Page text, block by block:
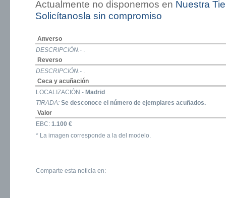
Actualmente no disponemos en Nuestra
Solicítanosla sin compromiso
Anverso
DESCRIPCIÓN.- .
Reverso
DESCRIPCIÓN.- .
Ceca y acuñación
LOCALIZACIÓN.- Madrid
TIRADA: Se desconoce el número de ejemplares acuñados.
Valor
EBC: 1.100 €
* La imagen corresponde a la del modelo.
Comparte esta noticia en: